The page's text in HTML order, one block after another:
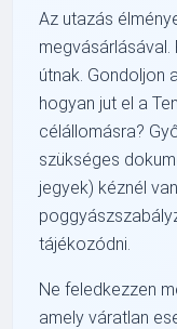
Az utazás
megvásárlásával.
útnak. Gondoljon a
hogyan jut el a
célállomásra?
szükséges
jegyek) kéznél
tájékozódni.
Ne feledkezzen
amely váratlan